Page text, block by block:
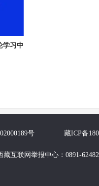
学习中
号 藏ICP备
联网举报中心：0891-